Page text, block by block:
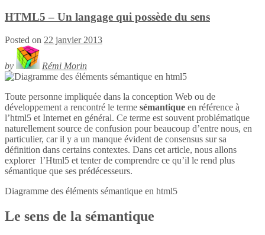
HTML5 – Un langage qui possède du sens
Posted on 22 janvier 2013
by Rémi Morin
Toute personne impliquée dans la conception Web ou de
développement a rencontré le terme sémantique en référence à
l’html5 et Internet en général. Ce terme est souvent problématique
naturellement source de confusion pour beaucoup d’entre nous, en
particulier, car il y a un manque évident de consensus sur sa
définition dans certains contextes. Dans cet article, nous allons
explorer l’Html5 et tenter de comprendre ce qu’il le rend plus
sémantique que ses prédécesseurs.
Diagramme des éléments sémantique en html5
Le sens de la sémantique